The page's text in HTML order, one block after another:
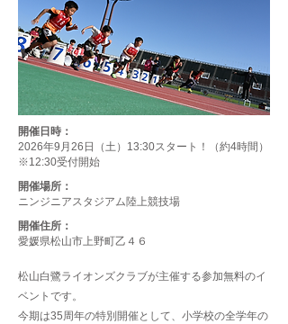
開催日時：
2026年9月26日（土）13:30スタート！（約4時間）
※12:30受付開始
開催場所：
ニンジニアスタジアム陸上競技場
開催住所：
愛媛県松山市上野町乙４６
松山白鷺ライオンズクラブが主催する参加無料のイ
ベントです。
今期は35周年の特別開催として、小学校の全学年の